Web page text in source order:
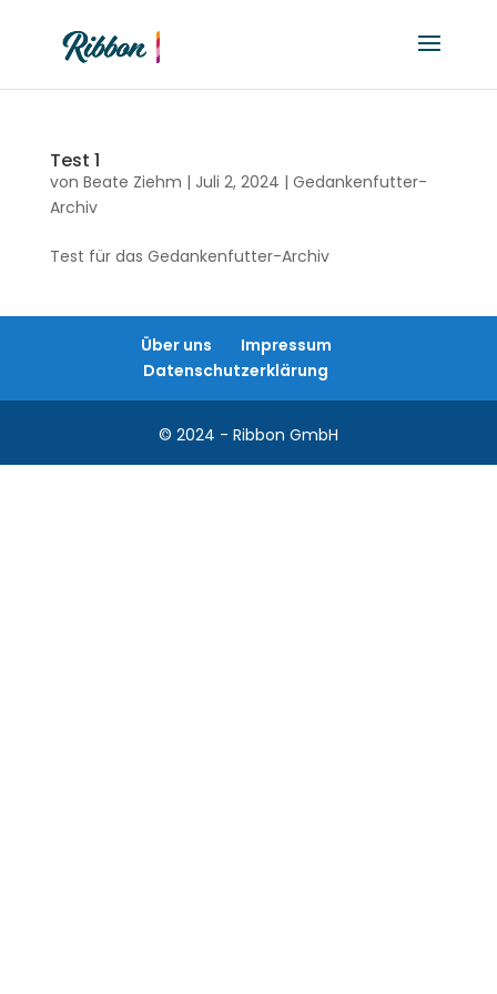
Test 1
von Beate Ziehm | Juli 2, 2024 | Gedankenfutter-
Archiv
Test für das Gedankenfutter-Archiv
Über uns
Impressum
Datenschutzerklärung
© 2024 - Ribbon GmbH